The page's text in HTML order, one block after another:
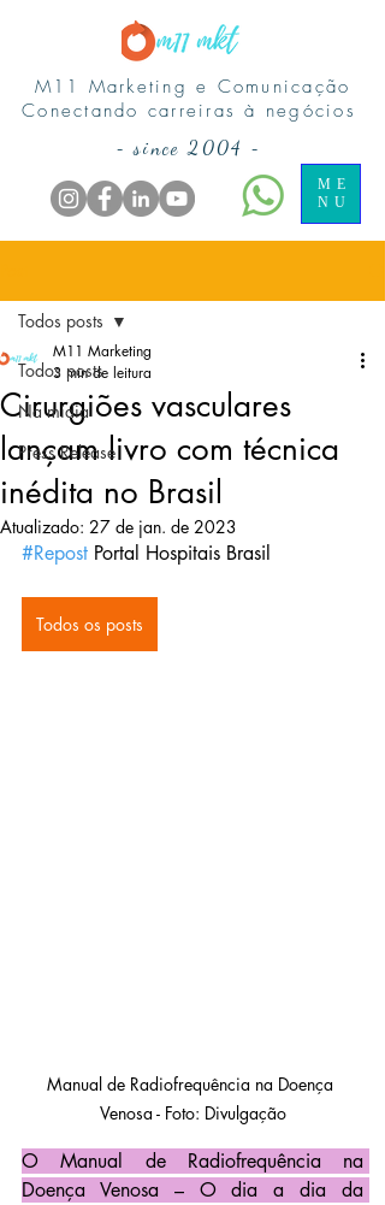
M11 Marketing e Comunicação
Conectando carreiras à negócios
ME
NU
-since 2004 -
Todos posts
Na midia
Press Release
Todos posts
Cirurgiões vasculares
lançam livro com técnica
inédita no Brasil
M11 Marketing
3 min de leitura
Atualizado: 27 de jan. de 2023
#Repost Portal Hospitais Brasil
Todos os posts
Manual de Radiofrequência na Doença
Venosa - Foto: Divulgação
O Manual de Radiofrequência na
Doença Venosa – O dia a dia da